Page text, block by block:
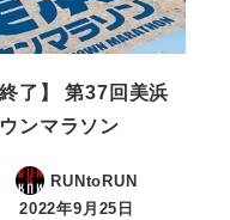
終了】 第37回美浜
ンマラソン
RUNtoRUN
2022年9月25日